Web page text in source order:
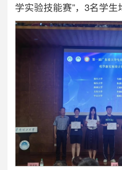
学实验技能赛”，3名学生